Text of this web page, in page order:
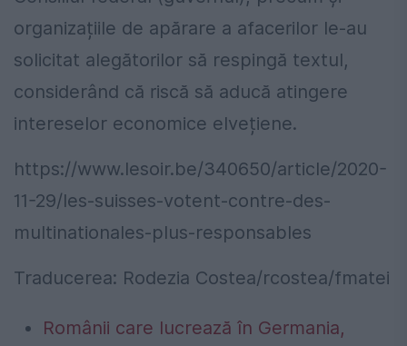
organizațiile de apărare a afacerilor le-au
solicitat alegătorilor să respingă textul,
considerând că riscă să aducă atingere
intereselor economice elvețiene.
https://www.lesoir.be/340650/article/2020-
11-29/les-suisses-votent-contre-des-
multinationales-plus-responsables
Traducerea: Rodezia Costea/rcostea/fmatei
Românii care lucrează în Germania,